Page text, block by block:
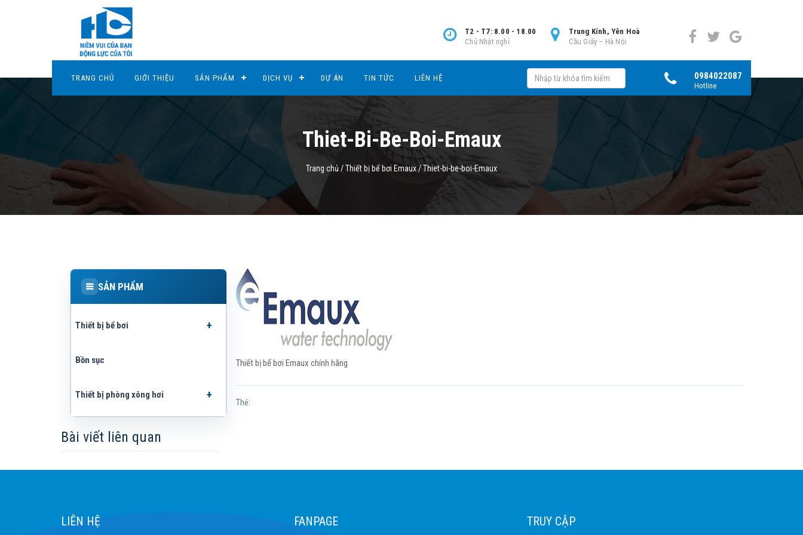
Trung Kính, Yên Hoà
Cầu Giấy – Hà Nội
T2 - T7: 8.00 - 18.00
Chủ Nhật nghỉ
TRANG CHỦ GIỚI THIỆU SẢN PHẨM DỊCH VỤ DỰ ÁN TIN TỨC LIÊN HỆ 0984022087
Hotline
Thiet-Bi-Be-Boi-Emaux
Trang chủ /Thiết bị bể bơi Emaux/Thiet-bi-be-boi-Emaux
Thiết bị bể bơi Emaux chính hãng
Thẻ:
SẢN PHẨM
Thiết bị bể bơi
Bồn sục
Thiết bị phòng xông hơi
Bài viết liên quan
LIÊN HỆ FANPAGE TRUY CẬP